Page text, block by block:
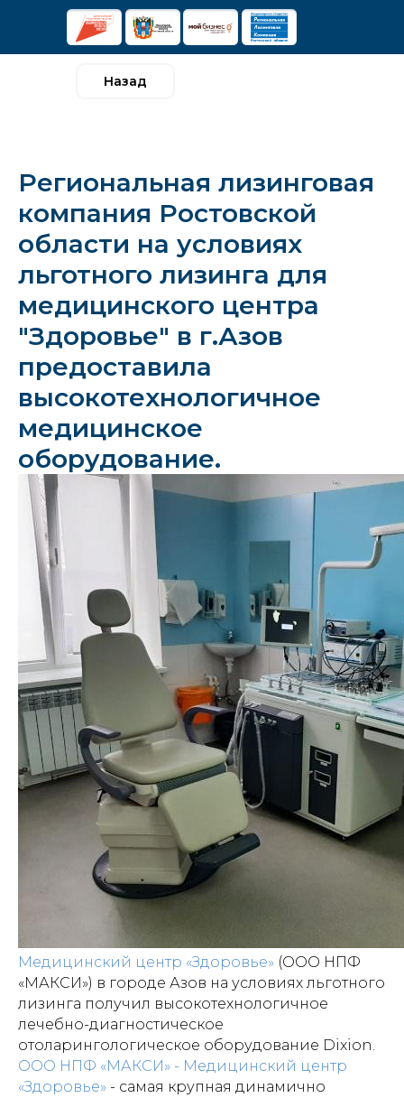
Назад
Региональная лизинговая
компания Ростовской
области на условиях
льготного лизинга для
медицинского центра
"Здоровье" в г.Азов
предоставила
высокотехнологичное
медицинское
оборудование.
Медицинский центр «Здоровье» (ООО НПФ
«МАКСИ») в городе Азов на условиях льготного
лизинга получил высокотехнологичное
лечебно-диагностическое
отоларингологическое оборудование Dixion.
ООО НПФ «МАКСИ» - Медицинский центр
«Здоровье» - самая крупная динамично